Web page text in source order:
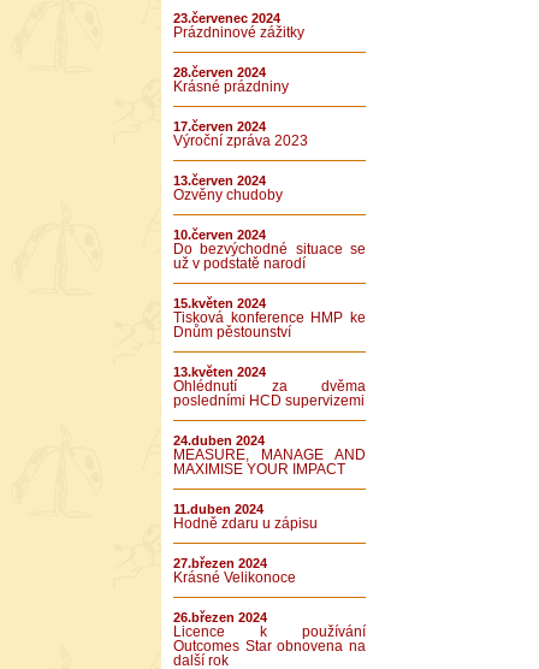
23.červenec 2024
Prázdninové zážitky
28.červen 2024
Krásné prázdniny
17.červen 2024
Výroční zpráva 2023
13.červen 2024
Ozvěny chudoby
10.červen 2024
Do bezvýchodné situace se
už v podstatě narodí
15.květen 2024
Tisková konference HMP ke
Dnům pěstounství
13.květen 2024
Ohlédnutí za dvěma
posledními HCD supervizemi
24.duben 2024
MEASURE, MANAGE AND
MAXIMISE YOUR IMPACT
11.duben 2024
Hodně zdaru u zápisu
27.březen 2024
Krásné Velikonoce
26.březen 2024
Licence k používání
Outcomes Star obnovena na
další rok